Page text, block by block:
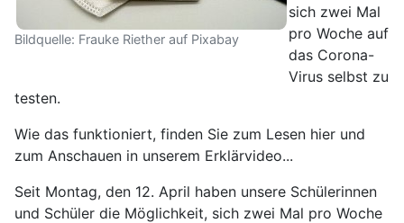
Bildquelle: Frauke Riether auf Pixabay
sich zwei Mal
pro Woche auf
das Corona-
Virus selbst zu
testen.
Wie das funktioniert, finden Sie zum Lesen hier und
zum Anschauen in unserem Erklärvideo...
Seit Montag, den 12. April haben unsere Schülerinnen
und Schüler die Möglichkeit, sich zwei Mal pro Woche